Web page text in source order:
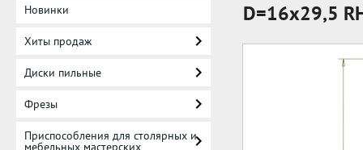
Новинки
Хиты продаж
Диски пильные
Фрезы
Приспособления для столярных и
мебельных мастерских
D=16x29,5